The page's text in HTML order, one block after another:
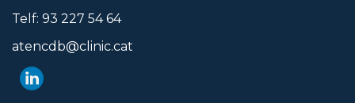
Telf: 93 227 54 64
atencdb@clinic.cat